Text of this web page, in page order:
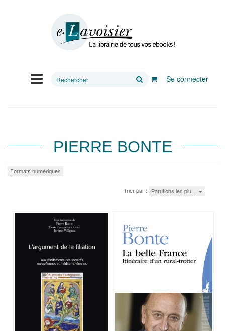
Rechercher
Se connecter
PIERRE BONTE
Formats numériques
Trier par : Parutions les plu…